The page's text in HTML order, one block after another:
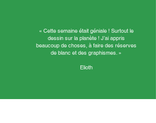
« Cette semaine était géniale ! Surtout le
dessin sur la planète ! J’ai appris
beaucoup de choses, à faire des réserves
de blanc et des graphismes. »
Elioth